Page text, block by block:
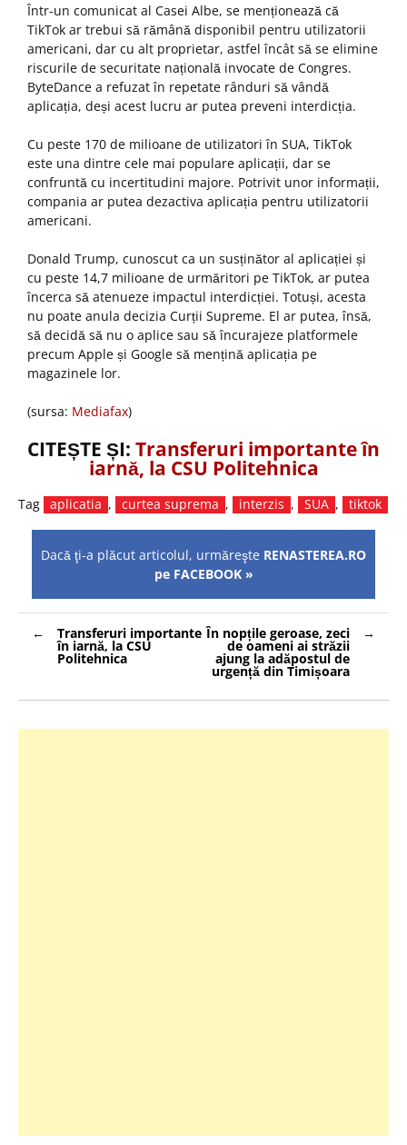
Într-un comunicat al Casei Albe, se menționează că
TikTok ar trebui să rămână disponibil pentru utilizatorii
americani, dar cu alt proprietar, astfel încât să se elimine
riscurile de securitate națională invocate de Congres.
ByteDance a refuzat în repetate rânduri să vândă
aplicația, deși acest lucru ar putea preveni interdicția.
Cu peste 170 de milioane de utilizatori în SUA, TikTok
este una dintre cele mai populare aplicații, dar se
confruntă cu incertitudini majore. Potrivit unor informații,
compania ar putea dezactiva aplicația pentru utilizatorii
americani.
Donald Trump, cunoscut ca un susținător al aplicației și
cu peste 14,7 milioane de urmăritori pe TikTok, ar putea
încerca să atenueze impactul interdicției. Totuși, acesta
nu poate anula decizia Curții Supreme. El ar putea, însă,
să decidă să nu o aplice sau să încurajeze platformele
precum Apple și Google să mențină aplicația pe
magazinele lor.
(sursa: Mediafax)
CITEȘTE ȘI: Transferuri importante în
iarnă, la CSU Politehnica
Tag aplicatia , curtea suprema , interzis , SUA , tiktok
Dacă ţi-a plăcut articolul, urmăreşte RENASTEREA.RO
pe FACEBOOK »
Navigare
în
articole
Transferuri importante
în iarnă, la CSU
Politehnica
În nopțile geroase, zeci
de oameni ai străzii
ajung la adăpostul de
urgență din Timișoara